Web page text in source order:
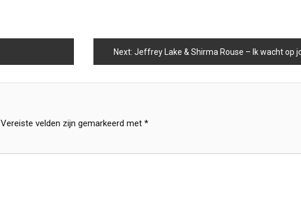
Next: Jeffrey Lake & Shirma Rouse – Ik wacht op
Vereiste velden zijn gemarkeerd met *